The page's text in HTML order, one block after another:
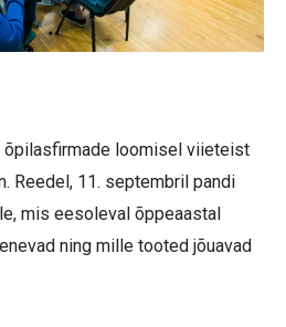
õpilasfirmade loomisel viieteist
Reedel, 11. septembril pandi
mis eesoleval õppeaastal
ning mille tooted jõuavad